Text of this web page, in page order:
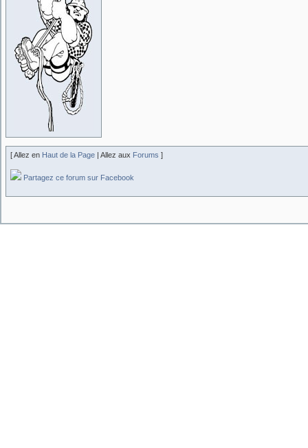
[ Allez en Haut de la Page | Allez aux Forums ]
Partagez ce forum sur Facebook